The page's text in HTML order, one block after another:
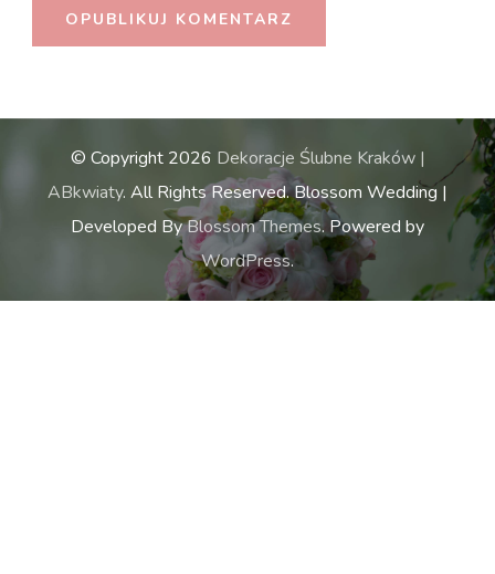
© Copyright 2026 Dekoracje Ślubne Kraków |
ABkwiaty. All Rights Reserved.Blossom Wedding |
Developed ByBlossom Themes. Powered by
WordPress.